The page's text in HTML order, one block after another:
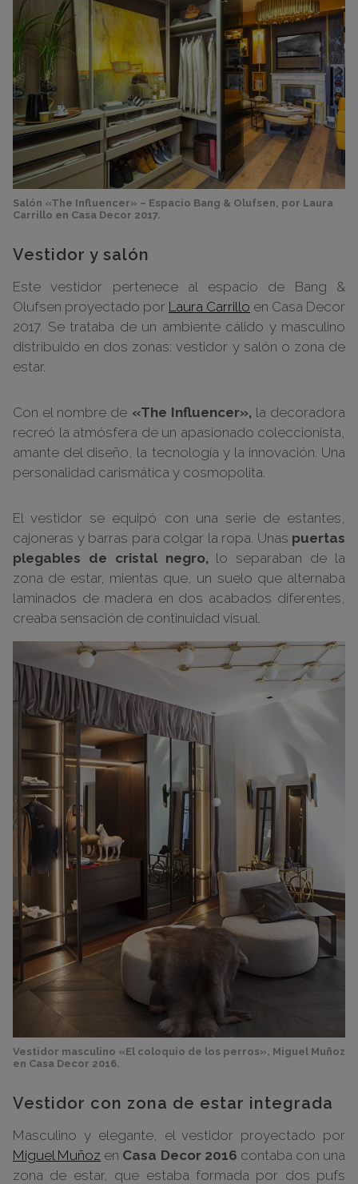
Salón «The Influencer» – Espacio Bang & Olufsen, por Laura
Carrillo en Casa Decor 2017.
Vestidor y salón
Este vestidor pertenece al espacio de Bang &
Olufsen proyectado por Laura Carrillo en Casa Decor
2017. Se trataba de un ambiente cálido y masculino
distribuido en dos zonas: vestidor y salón o zona de
estar.
Con el nombre de «The Influencer»,la decoradora
recreó la atmósfera de un apasionado coleccionista,
amante del diseño, la tecnología y la innovación. Una
personalidad carismática y cosmopolita.
El vestidor se equipó con una serie de estantes,
cajoneras y barras para colgar la ropa. Unas puertas
plegables de cristal negro,lo separaban de la
zona de estar, mientas que, un suelo que alternaba
laminados de madera en dos acabados diferentes,
creaba sensación de continuidad visual.
Vestidor masculino «El coloquio de los perros», Miguel Muñoz
en Casa Decor 2016.
Vestidor con zona de estar integrada
Masculino y elegante, el vestidor proyectado por
Miguel Muñoz en Casa Decor 2016 contaba con una
zona de estar, que estaba formada por dos pufs